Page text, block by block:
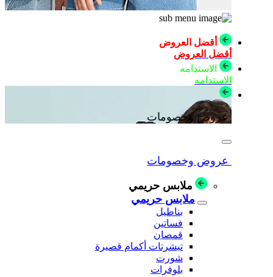
أقضل العروض
أقضل العروض
الاستدامه
الاستدامه
عروض وخصومات
عروض وخصومات
ملابس حريمي
ملابس حريمي
بناطيل
فساتين
قمصان
تيشرتات أكمام قصيرة
شورت
بلوفرات